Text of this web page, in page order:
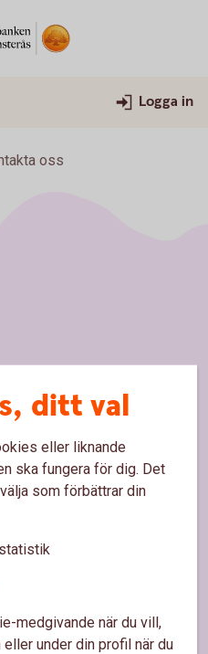
Logga in
oss
ditt val
eller liknande
ska fungera för dig. Det
som förbättrar din
medgivande när du vill,
under din profil när du